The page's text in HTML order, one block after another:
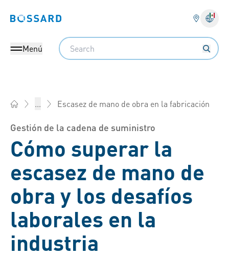
Bossard homepage
Menú
Search
... Escasez de mano de obra en la fabricación
Gestión de la cadena de suministro
Cómo superar la
escasez de mano de
obra y los desafíos
laborales en la
industria